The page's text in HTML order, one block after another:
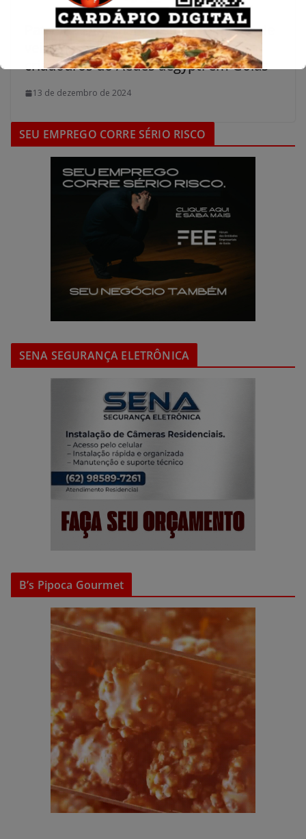
Patrulha Detran intensifica remoção de
veículos abandonados e combate
criadouros do Aedes aegypti em Goiás
13 de dezembro de 2024
SEU EMPREGO CORRE SÉRIO RISCO
SENA SEGURANÇA ELETRÔNICA
B’s Pipoca Gourmet